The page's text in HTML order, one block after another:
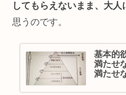
してもらえないまま、大
思うのです。
基本的
満たせ
満たせ